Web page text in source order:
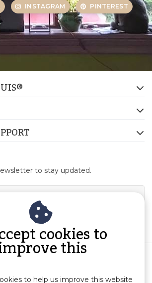
INSTAGRAM PINTEREST
to stay updated.
cookies to
this
to help us improve this website